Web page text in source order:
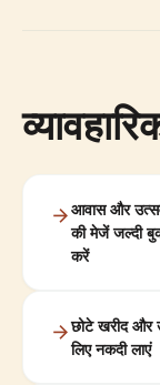
आवास और
की मेजें जल्दी
करें
छोटे खरीद और
लिए नकदी लाएं